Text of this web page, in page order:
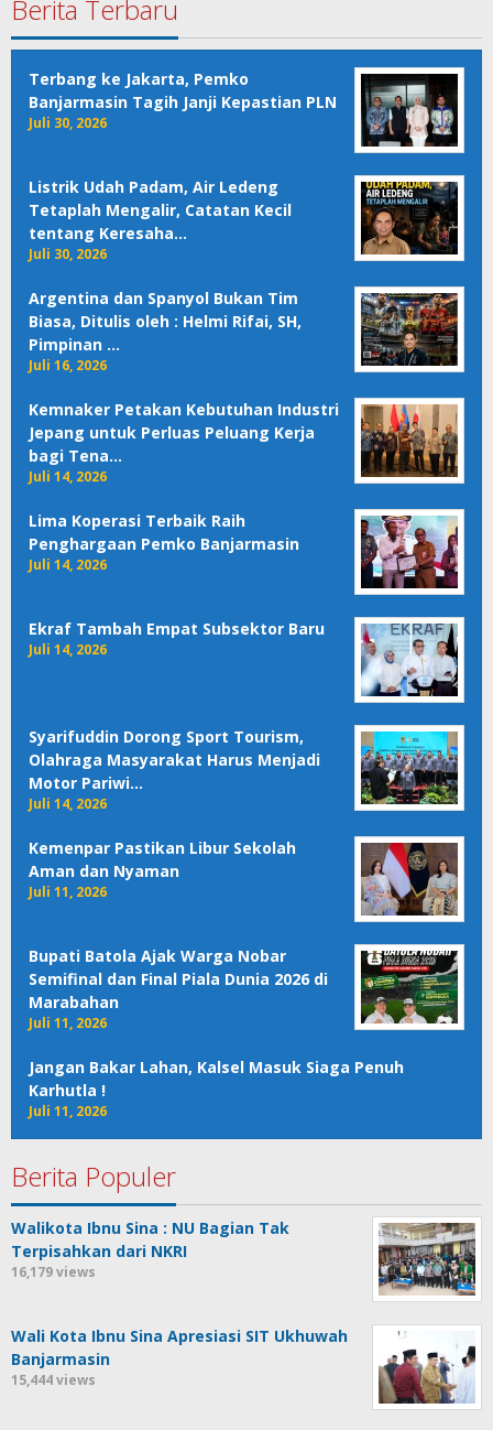
Berita Terbaru
Terbang ke Jakarta, Pemko
Banjarmasin Tagih Janji Kepastian PLN
Juli 30, 2026
Listrik Udah Padam, Air Ledeng
Tetaplah Mengalir, Catatan Kecil
tentang Keresaha…
Juli 30, 2026
Argentina dan Spanyol Bukan Tim
Biasa, Ditulis oleh : Helmi Rifai, SH,
Pimpinan …
Juli 16, 2026
Kemnaker Petakan Kebutuhan Industri
Jepang untuk Perluas Peluang Kerja
bagi Tena…
Juli 14, 2026
Lima Koperasi Terbaik Raih
Penghargaan Pemko Banjarmasin
Juli 14, 2026
Ekraf Tambah Empat Subsektor Baru
Juli 14, 2026
Syarifuddin Dorong Sport Tourism,
Olahraga Masyarakat Harus Menjadi
Motor Pariwi…
Juli 14, 2026
Kemenpar Pastikan Libur Sekolah
Aman dan Nyaman
Juli 11, 2026
Bupati Batola Ajak Warga Nobar
Semifinal dan Final Piala Dunia 2026 di
Marabahan
Juli 11, 2026
Jangan Bakar Lahan, Kalsel Masuk Siaga Penuh
Karhutla !
Juli 11, 2026
Berita Populer
Walikota Ibnu Sina : NU Bagian Tak
Terpisahkan dari NKRI
16,179 views
Wali Kota Ibnu Sina Apresiasi SIT Ukhuwah
Banjarmasin
15,444 views